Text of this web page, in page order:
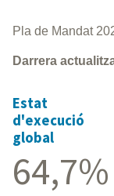
Pla de Mandat
Darrera
Estat
d'execució
global
64,7%